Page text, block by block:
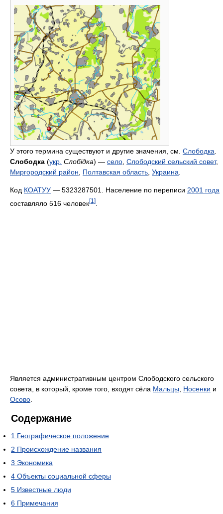
У этого термина существуют и другие значения, см. Слободка
Слободка (укр. Слобідка) — село Слободский сельский совет,
Миргородский район
Полтавская область Украина
Код КОАТУУ — 5323287501. Население по переписи 2001 года
составляло 516 человек[1]
Является административным центром Слободского сельского
совета, в который, кроме того, входят сёла Мальцы Носенки и
Осово
Содержание
1 Географическое положение
2 Происхождение названия
3 Экономика
4 Объекты социальной сферы
5 Известные люди
6 Примечания